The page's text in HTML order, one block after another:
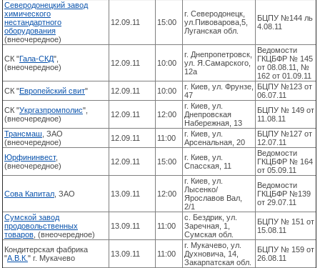
Северодонецкий завод
химического
нестандартного
оборудования
(внеочередное)
12.09.11 15:00
г. Северодонецк,
ул.Пивоварова,5,
Луганская обл.
БЦПУ №144 ль
4.08.11
СК "Гала-СКД",
(внеочередное)
12.09.11 10:00
г. Днепропетровск,
ул. Я.Самарского,
12а
Ведомости
ГКЦБФР № 145
от 08.08.11, №
162 от 01.09.11
СК "Европейский свит" 12.09.11 10:00
г. Киев, ул. Фрунзе,
47
БЦПУ №123 от
06.07.11
СК "Укргазпромполис",
(внеочередное)
12.09.11 12:00
г. Киев, ул.
Днепровская
Набережная, 13
БЦПУ № 149 от
11.08.11
Трансмаш , ЗАО
(внеочередное)
12.09.11 11:00
г. Киев, ул.
Арсенальная, 20
БЦПУ №127 от
12.07.11
Юрфининвест,
(внеочередное)
12.09.11 15:00
г. Киев, ул.
Спасская, 11
Ведомости
ГКЦБФР № 164
от 05.09.11
Сова Капитал , ЗАО 13.09.11 12:00
г. Киев, ул.
Лысенко/
Ярославов Вал,
2/1
Ведомости
ГКЦБФР №139
от 29.07.11
Сумской завод
продовольственных
товаров , (внеочередное)
13.09.11 11:00
с. Бездрик, ул.
Заречная, 1,
Сумская обл.
БЦПУ № 151 от
15.08.11
Кондитерская фабрика
"А.В.К. " г. Мукачево 13.09.11 11:00
г. Мукачево, ул.
Духновича, 14,
Закарпатская обл.
БЦПУ № 159 от
26.08.11